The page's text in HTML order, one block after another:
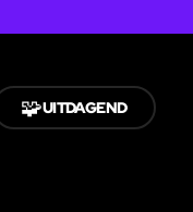
🧩UITDAGEND